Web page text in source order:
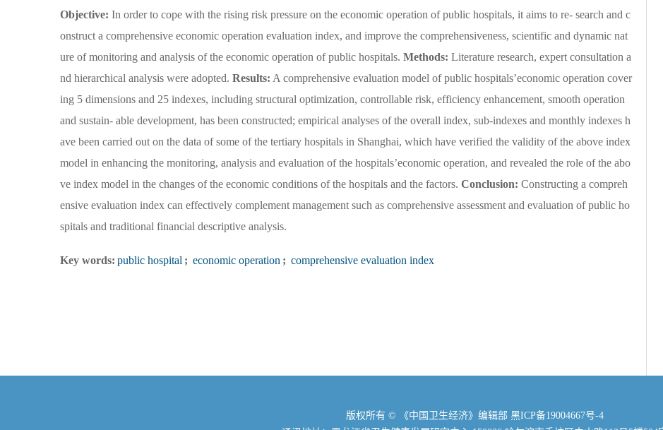
Objective: In order to cope with the rising risk pressure on the economic operation of public hospitals, it aims to re- search and c
onstruct a comprehensive economic operation evaluation index, and improve the comprehensiveness, scientific and dynamic nat
ure of monitoring and analysis of the economic operation of public hospitals. Methods: Literature research, expert consultation a
nd hierarchical analysis were adopted. Results: A comprehensive evaluation model of public hospitals’economic operation cover
ing 5 dimensions and 25 indexes, including structural optimization, controllable risk, efficiency enhancement, smooth operation
and sustain- able development, has been constructed; empirical analyses of the overall index, sub-indexes and monthly indexes h
ave been carried out on the data of some of the tertiary hospitals in Shanghai, which have verified the validity of the above index
model in enhancing the monitoring, analysis and evaluation of the hospitals’economic operation, and revealed the role of the abo
ve index model in the changes of the economic conditions of the hospitals and the factors. Conclusion: Constructing a compreh
ensive evaluation index can effectively complement management such as comprehensive assessment and evaluation of public ho
spitals and traditional financial descriptive analysis.
Key words: public hospital ; economic operation ; comprehensive evaluation index
版权所有 © 《中国卫生经济》编辑部 黑ICP备19004667号-4